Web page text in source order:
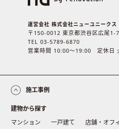
運営会社 株式会社ニューユニークス
〒150-0012 東京都渋谷区広尾1-
TEL 03-5789-6870
営業時間 10:00〜19:00 定休日
施工事例
建物から探す
マンション
一戸建て 店舗・オフ